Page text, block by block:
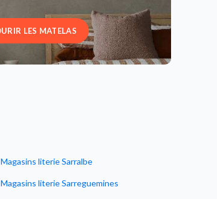
LES MATELAS
Magasins literie Sarralbe
Magasins literie Sarreguemines